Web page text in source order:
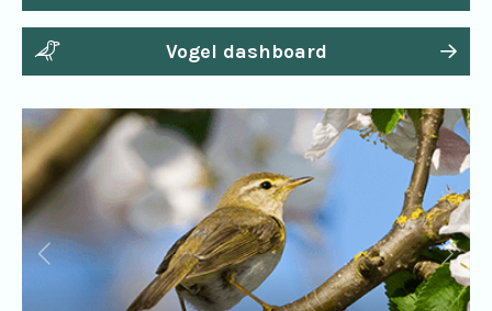
Vogel dashboard